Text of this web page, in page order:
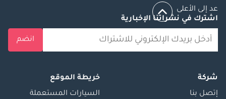
عد إلى الأعلى
اشترك في نشراتنا الإخبارية
انضم
شركة
إتصل بنا
خريطة الموقع
السيارات المستعملة